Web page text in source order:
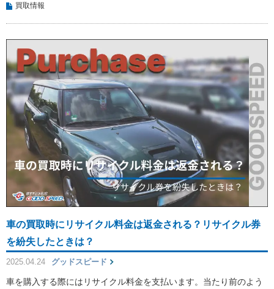
買取情報
車の買取時にリサイクル料金は返金される？リサイクル券
を紛失したときは？
2025.04.24 グッドスピード
車を購入する際にはリサイクル料金を支払います。当たり前のよう